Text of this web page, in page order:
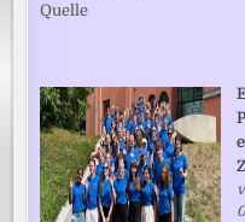
Quelle